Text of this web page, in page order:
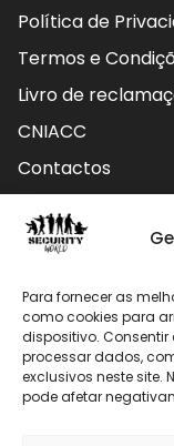
Para fornecer as
como cookies para
dispositivo.
processar dados,
exclusivos neste site.
pode afetar
Política de
Termos e
Livro de
CNIACC
Contactos
Contactos
912 009 740